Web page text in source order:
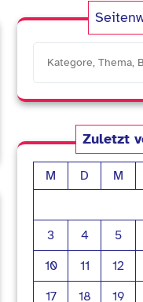
Zuletzt
M D M
3
4 5
10
11 12
17
18 19